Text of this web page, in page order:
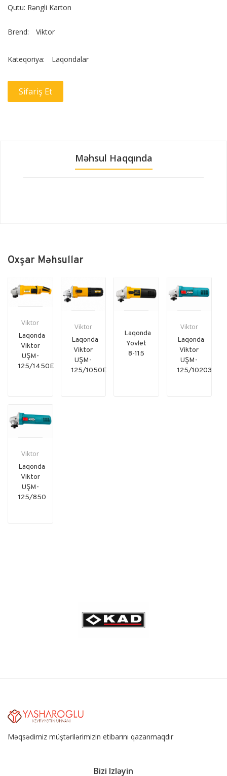
Qutu: Rəngli Karton
Brend: Viktor
Kateqoriya: Laqondalar
Sifariş Et
Məhsul Haqqında
Oxşar Məhsullar
Viktor
Laqonda
Viktor
UŞM-
125/1450E
Viktor
Laqonda
Viktor
UŞM-
125/1050E
Laqonda
Yovlet
8-115
Viktor
Laqonda
Viktor
UŞM-
125/10203
Viktor
Laqonda
Viktor
UŞM-
125/850
Məqsədimiz müştərilərimizin etibarını qazanmaqdır
Bizi Izləyin